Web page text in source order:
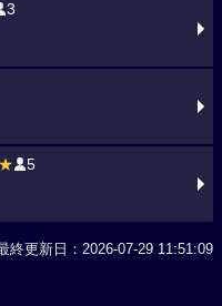
3
5
終更新日：2026-07-29 11:51:09